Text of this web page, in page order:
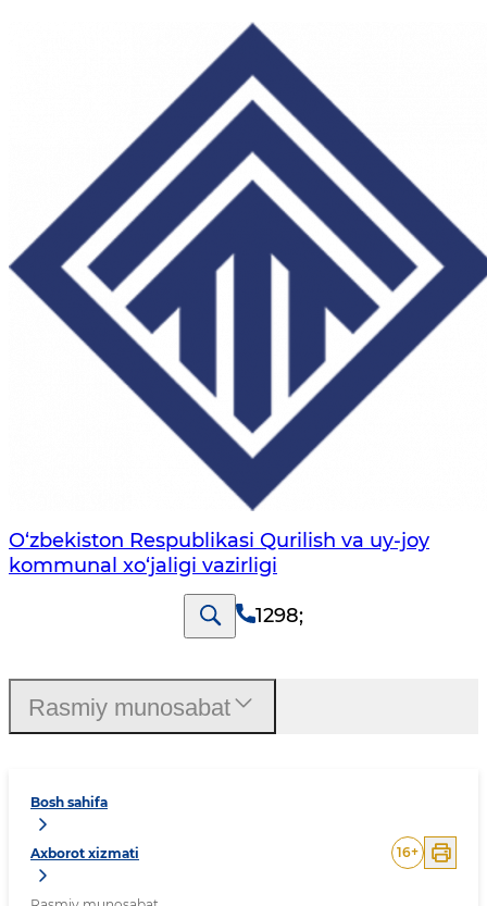
O‘zbekiston Respublikasi Qurilish va uy-joy
kommunal xo‘jaligi vazirligi
1298;
Bosh sahifa
Axborot xizmati 16+
Rasmiy munosabat